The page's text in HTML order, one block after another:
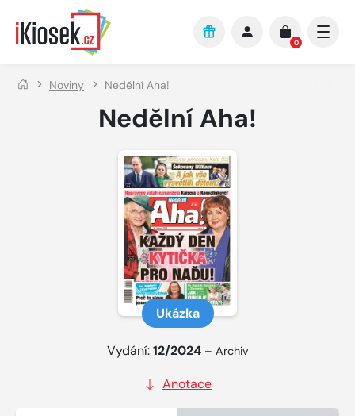
Přejít na hlavní obsah
0
Noviny Nedělní Aha!
Nedělní Aha!
Ukázka
Vydání:12/2024 – Archiv
Anotace